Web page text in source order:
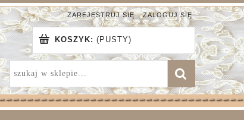
ZAREJESTRUJ SIĘ ZALOGUJ SIĘ
KOSZYK: (PUSTY)